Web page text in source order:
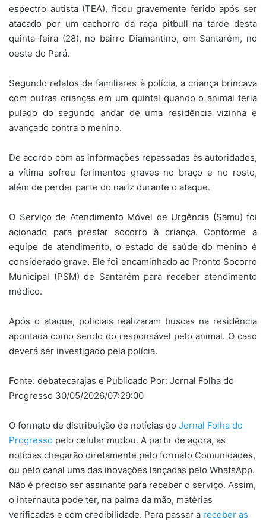
espectro autista (TEA), ficou gravemente ferido após ser
atacado por um cachorro da raça pitbull na tarde desta
quinta-feira (28), no bairro Diamantino, em Santarém, no
oeste do Pará.
Segundo relatos de familiares à polícia, a criança brincava
com outras crianças em um quintal quando o animal teria
pulado do segundo andar de uma residência vizinha e
avançado contra o menino.
De acordo com as informações repassadas às autoridades,
a vítima sofreu ferimentos graves no braço e no rosto,
além de perder parte do nariz durante o ataque.
O Serviço de Atendimento Móvel de Urgência (Samu) foi
acionado para prestar socorro à criança. Conforme a
equipe de atendimento, o estado de saúde do menino é
considerado grave. Ele foi encaminhado ao Pronto Socorro
Municipal (PSM) de Santarém para receber atendimento
médico.
Após o ataque, policiais realizaram buscas na residência
apontada como sendo do responsável pelo animal. O caso
deverá ser investigado pela polícia.
Fonte: debatecarajas e Publicado Por: Jornal Folha do
Progresso 30/05/2026/07:29:00
O formato de distribuição de notícias do Jornal Folha do
Progresso pelo celular mudou. A partir de agora, as
notícias chegarão diretamente pelo formato Comunidades,
ou pelo canal uma das inovações lançadas pelo WhatsApp.
Não é preciso ser assinante para receber o serviço. Assim,
o internauta pode ter, na palma da mão, matérias
verificadas e com credibilidade. Para passar a receber as